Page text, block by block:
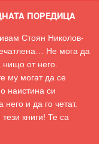
ПОРЕДИЦА
Стоян Николов-
Не мога да
от него.
му могат да се
наистина си
него и да го четат.
книги! Те са